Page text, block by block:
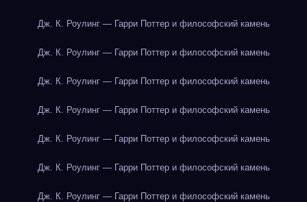
Дж. К. Роулинг — Гарри Поттер и философский камень
Дж. К. Роулинг — Гарри Поттер и философский камень
Дж. К. Роулинг — Гарри Поттер и философский камень
Дж. К. Роулинг — Гарри Поттер и философский камень
Дж. К. Роулинг — Гарри Поттер и философский камень
Дж. К. Роулинг — Гарри Поттер и философский камень
Дж. К. Роулинг — Гарри Поттер и философский камень